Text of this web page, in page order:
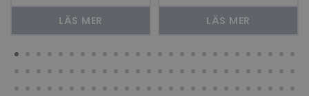
LÄS MER LÄS MER